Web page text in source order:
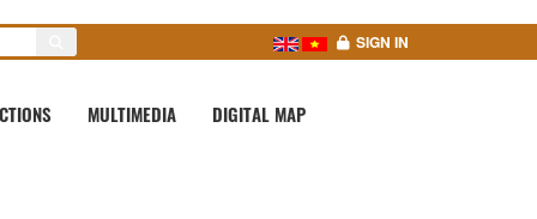
SIGN IN
MULTIMEDIA DIGITAL MAP